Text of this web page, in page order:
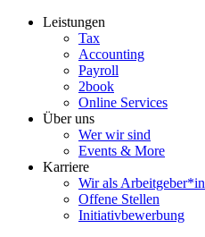
Zum
Leistungen
Tax
Accounting
Payroll
2book
Online Services
Über uns
Wer wir sind
Events & More
Karriere
Wir als Arbeitgeber*in
Offene Stellen
Initiativbewerbung